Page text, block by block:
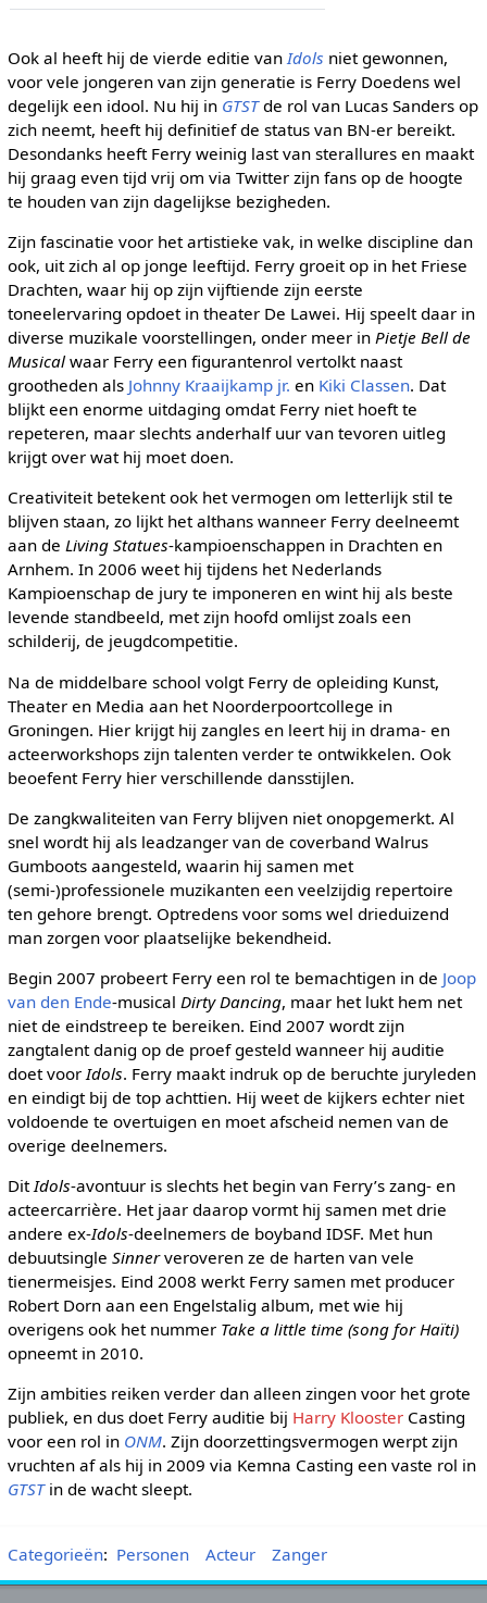
Ook al heeft hij de vierde editie vanIdols niet gewonnen,
voor vele jongeren van zijn generatie is Ferry Doedens wel
degelijk een idool. Nu hij in GTSTde rol van Lucas Sanders op
zich neemt, heeft hij definitief de status van BN-er bereikt.
Desondanks heeft Ferry weinig last van sterallures en maakt
hij graag even tijd vrij om via Twitter zijn fans op de hoogte
te houden van zijn dagelijkse bezigheden.
Zijn fascinatie voor het artistieke vak, in welke discipline dan
ook, uit zich al op jonge leeftijd. Ferry groeit op in het Friese
Drachten, waar hij op zijn vijftiende zijn eerste
toneelervaring opdoet in theater De Lawei. Hij speelt daar in
diverse muzikale voorstellingen, onder meer in Pietje Bell de
Musicalwaar Ferry een figurantenrol vertolkt naast
grootheden als Johnny Kraaijkamp jr. en Kiki Classen. Dat
blijkt een enorme uitdaging omdat Ferry niet hoeft te
repeteren, maar slechts anderhalf uur van tevoren uitleg
krijgt over wat hij moet doen.
Creativiteit betekent ook het vermogen om letterlijk stil te
blijven staan, zo lijkt het althans wanneer Ferry deelneemt
aan de Living Statues-kampioenschappen in Drachten en
Arnhem. In 2006 weet hij tijdens het Nederlands
Kampioenschap de jury te imponeren en wint hij als beste
levende standbeeld, met zijn hoofd omlijst zoals een
schilderij, de jeugdcompetitie.
Na de middelbare school volgt Ferry de opleiding Kunst,
Theater en Media aan het Noorderpoortcollege in
Groningen. Hier krijgt hij zangles en leert hij in drama- en
acteerworkshops zijn talenten verder te ontwikkelen. Ook
beoefent Ferry hier verschillende dansstijlen.
De zangkwaliteiten van Ferry blijven niet onopgemerkt. Al
snel wordt hij als leadzanger van de coverband Walrus
Gumboots aangesteld, waarin hij samen met
(semi-)professionele muzikanten een veelzijdig repertoire
ten gehore brengt. Optredens voor soms wel drieduizend
man zorgen voor plaatselijke bekendheid.
Begin 2007 probeert Ferry een rol te bemachtigen in de Joop
van den Ende-musical Dirty Dancing, maar het lukt hem net
niet de eindstreep te bereiken. Eind 2007 wordt zijn
zangtalent danig op de proef gesteld wanneer hij auditie
doet voor Idols. Ferry maakt indruk op de beruchte juryleden
en eindigt bij de top achttien. Hij weet de kijkers echter niet
voldoende te overtuigen en moet afscheid nemen van de
overige deelnemers.
DitIdols-avontuur is slechts het begin van Ferry’s zang- en
acteercarrière. Het jaar daarop vormt hij samen met drie
andere ex-Idols-deelnemers de boyband IDSF. Met hun
debuutsingle Sinnerveroveren ze de harten van vele
tienermeisjes. Eind 2008 werkt Ferry samen met producer
Robert Dorn aan een Engelstalig album, met wie hij
overigens ook het nummer Take a little time (song for Haïti)
opneemt in 2010.
Zijn ambities reiken verder dan alleen zingen voor het grote
publiek, en dus doet Ferry auditie bij Harry KloosterCasting
voor een rol in ONM. Zijn doorzettingsvermogen werpt zijn
vruchten af als hij in 2009 via Kemna Casting een vaste rol in
GTSTin de wacht sleept.
Categorieën: Personen Acteur Zanger